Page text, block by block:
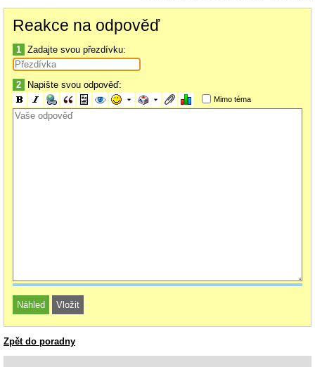
Reakce na odpověď
1 Zadajte svou přezdívku:
2 Napište svou odpověď:
Mimo téma
Zpět do poradny